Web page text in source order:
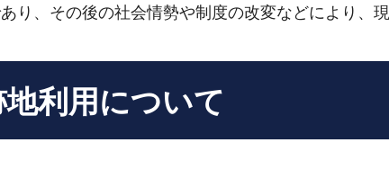
り、その後の社会情勢や制度の改変などにより、
地利用について